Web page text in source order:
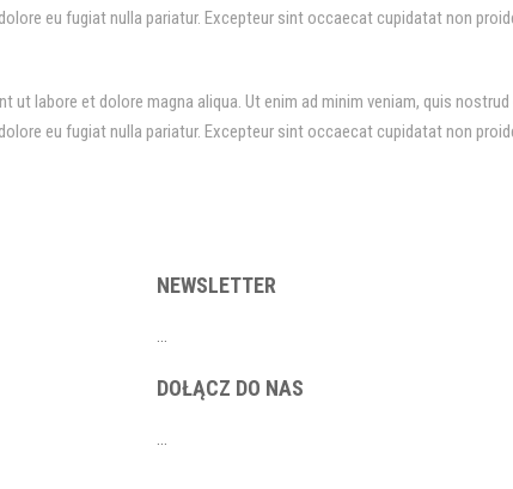
eu fugiat nulla pariatur. Excepteur sint occaecat cupidatat non
labore et dolore magna aliqua. Ut enim ad minim veniam, quis
eu fugiat nulla pariatur. Excepteur sint occaecat cupidatat non
NEWSLETTER
…
DOŁĄCZ DO NAS
…